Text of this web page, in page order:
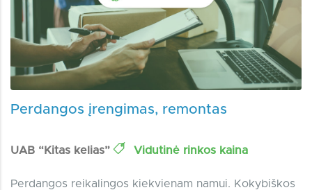
Perdangos įrengimas, remontas
UAB “Kitas kelias” Vidutinė rinkos kaina
Perdangos reikalingos kiekvienam namui. Kokybiškos